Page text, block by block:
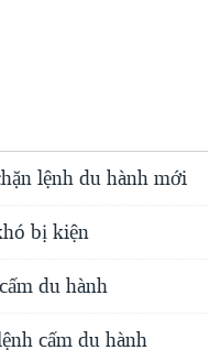
lệnh du hành mới
bị kiện
du hành
cấm du hành